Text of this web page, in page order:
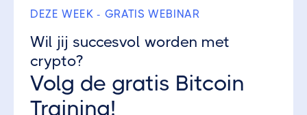
DEZE WEEK - GRATIS WEBINAR
Wil jij succesvol worden met
crypto?
Volg de gratis Bitcoin
Training!